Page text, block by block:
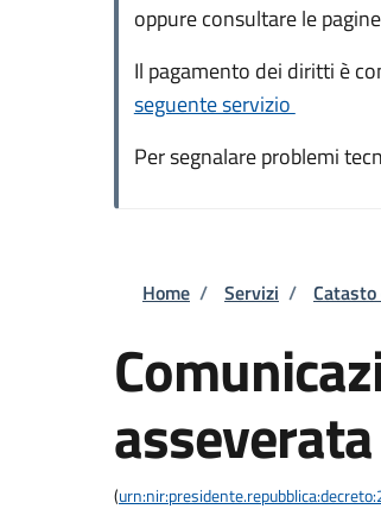
oppure consultare le
Il pagamento dei diritti è
seguente servizio
Per segnalare problemi
Briciole di
Home / Servizi /
(